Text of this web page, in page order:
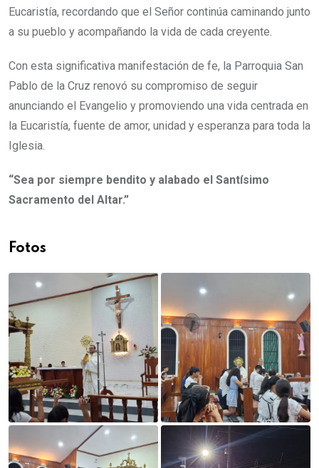
Eucaristía, recordando que el Señor continúa caminando junto
a su pueblo y acompañando la vida de cada creyente.
Con esta significativa manifestación de fe, la Parroquia San
Pablo de la Cruz renovó su compromiso de seguir
anunciando el Evangelio y promoviendo una vida centrada en
la Eucaristía, fuente de amor, unidad y esperanza para toda la
Iglesia.
“Sea por siempre bendito y alabado el Santísimo
Sacramento del Altar.”
Fotos